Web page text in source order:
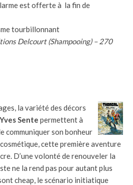
est offerte à la fin de
tourbillonnant
Delcourt (Shampooing) – 270
la variété des décors
Yves Sente permettent à
communiquer son bonheur
cette première aventure
D’une volonté de renouveler la
ne la rend pas pour autant plus
cheap, le scénario initiatique